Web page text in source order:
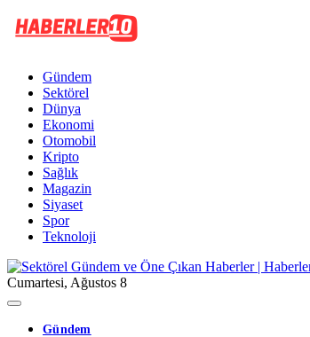
Gündem
Sektörel
Dünya
Ekonomi
Otomobil
Kripto
Sağlık
Magazin
Siyaset
Spor
Teknoloji
Cumartesi, Ağustos 8
Gündem